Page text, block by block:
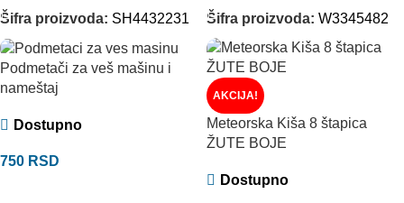
Šifra proizvoda: SH4432231 Šifra proizvoda: W3345482
Podmetači za veš mašinu i
nameštaj
Dostupno
750 RSD
AKCIJA!
Meteorska Kiša 8 štapica
ŽUTE BOJE
Dostupno